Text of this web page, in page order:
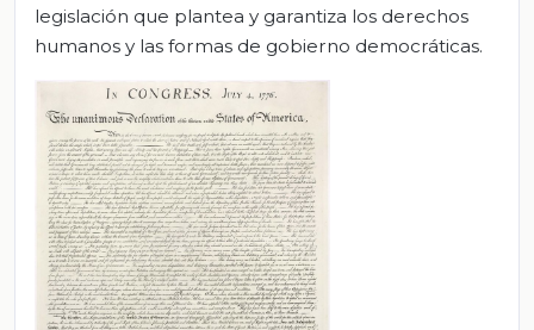
legislación que plantea y garantiza los derechos
humanos y las formas de gobierno democráticas.